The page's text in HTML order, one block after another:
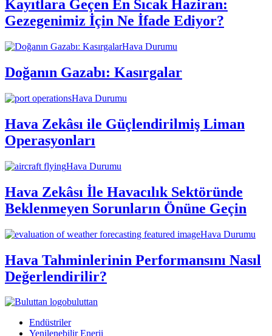
Kayıtlara Geçen En Sıcak Haziran:
Gezegenimiz İçin Ne İfade Ediyor?
Hava Durumu
Doğanın Gazabı: Kasırgalar
Hava Durumu
Hava Zekâsı ile Güçlendirilmiş Liman
Operasyonları
Hava Durumu
Hava Zekâsı İle Havacılık Sektöründe
Beklenmeyen Sorunların Önüne Geçin
Hava Durumu
Hava Tahminlerinin Performansını Nasıl
Değerlendirilir?
buluttan
Endüstriler
Yenilenebilir Enerji